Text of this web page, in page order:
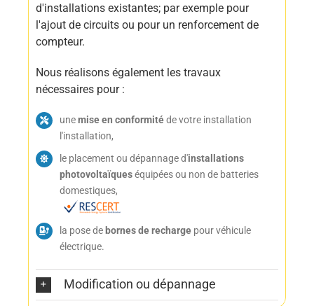
d'installations existantes; par exemple pour
l'ajout de circuits ou pour un renforcement de
compteur.
Nous réalisons également les travaux
nécessaires pour :
unemise en conformitéde votre installation
l'installation,
le placement ou dépannage d'installations
photovoltaïqueséquipées ou non de batteries
domestiques,
la pose de bornes de rechargepour véhicule
électrique.
Modification ou dépannage